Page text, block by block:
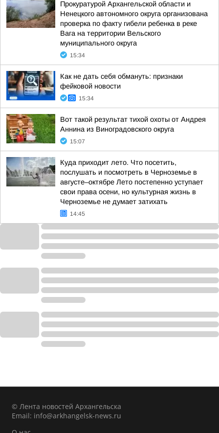
Прокуратурой Архангельской области и
Ненецкого автономного округа организована
проверка по факту гибели ребенка в реке
Вага на территории Вельского
муниципального округа
15:34
Как не дать себя обмануть: признаки
фейковой новости
15:34
Вот такой результат тихой охоты от Андрея
Аннина из Виноградовского округа
15:07
Куда приходит лето. Что посетить,
послушать и посмотреть в Черноземье в
августе–октябре Лето постепенно уступает
свои права осени, но культурная жизнь в
Черноземье не думает затихать
14:45
© Лента новостей Архангельска
Email: info@arkhangelsk-news.ru